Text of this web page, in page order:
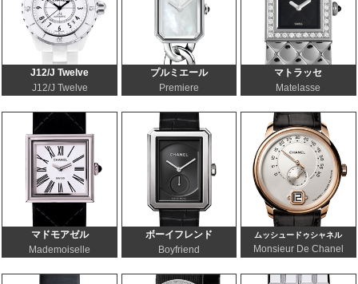
J12/J Twelve
J12/J Twelve
プルミエール
Premiere
マトラッセ
Matelasse
マドモアゼル
Mademoiselle
ボーイフレンド
Boyfriend
ムッシュードゥシャネル
Monsieur De Chanel